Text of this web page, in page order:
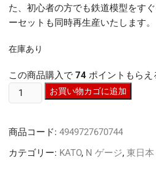
た、初心者の方でも鉄道模型をす
ーセットも同時再生産いたします。
在庫あり
この商品購入で74 ポイントもらえ
ｹﾞ
ｼﾞ
KATO
お買い物カゴに追加
商品コード:4949727670744
カテゴリー: KATO, N ゲージ,東日本